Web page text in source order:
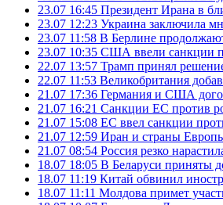
23.07 16:45 Президент Ирана в
23.07 12:23 Украина заключила
23.07 11:58 В Берлине
23.07 10:35 США ввели санкции
22.07 13:57 Трамп принял
22.07 11:53 Великобритания
21.07 17:36 Германия и США
21.07 16:21 Санкции ЕС против
21.07 15:08 ЕС ввел санкции
21.07 12:59 Иран и страны
21.07 08:54 Россия резко
18.07 18:05 В Беларуси приняты
18.07 11:19 Китай обвинил
18.07 11:11 Молдова примет